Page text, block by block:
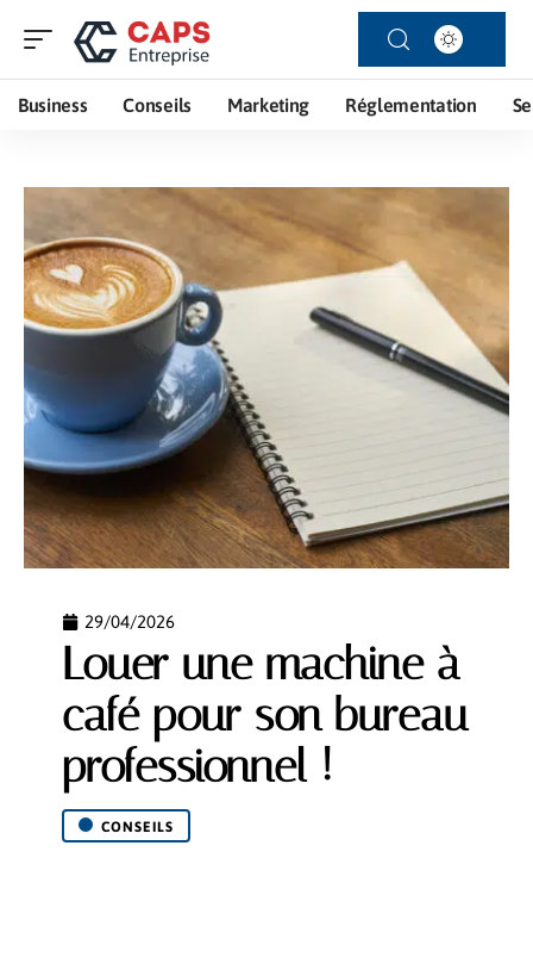
Business Conseils Marketing Réglementation
29/04/2026
Louer une machine à
café pour son bureau
professionnel !
CONSEILS